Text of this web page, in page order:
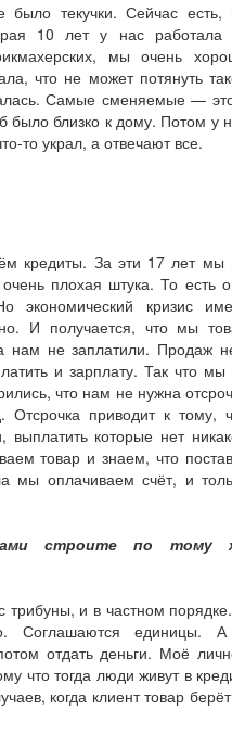
текучки. Сейчас есть,
10 лет у нас
мы очень
что не может потянуть
Самые сменяемые —
близко к дому. Потом у
то украл, а отвечают все.
кредиты. За эти 17 лет мы
плохая штука. То есть
экономический кризис
И получается, что мы
нам не заплатили. Продаж
и зарплату. Так что мы
что нам не нужна
приводит к тому,
которые нет
товар и знаем, что
мы оплачиваем счёт, и
строите по тому
и в частном
Соглашаются единицы.
отдать деньги. Моё
что тогда люди живут в
когда клиент товар